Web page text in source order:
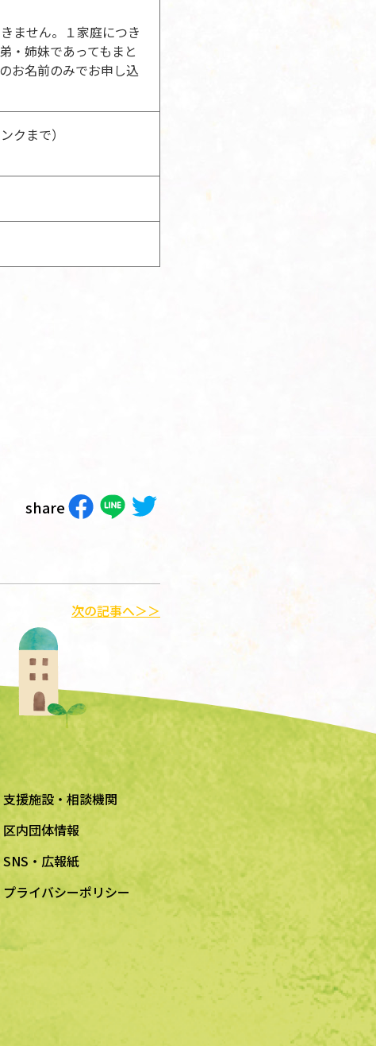
ません。１家庭につき
・姉妹であってもまと
お名前のみでお申し込
クまで）
share
次の記事へ＞＞
支援施設・相談機関
区内団体情報
SNS・広報紙
プライバシーポリシー